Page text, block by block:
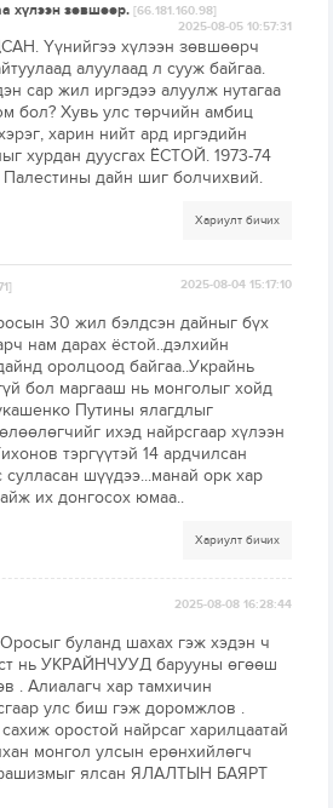
хүлээн зөвшөөр.[66.181.160.98]
2025-08-05 10:57:31
Үүнийгээ хүлээн зөвшөөрч
алуулаад л сууж байгаа.
сар жил иргэдээ алуулж нутагаа
бол? Хувь улс төрчийн амбиц
харин нийт ард иргэдийн
хурдан дуусгах ЁСТОЙ. 1973-74
Палестины дайн шиг болчихвий.
Хариулт бичих
2025-08-04 15:17:10
30 жил бэлдсэн дайныг бүх
нам дарах ёстой..дэлхийн
оролцоод байгаа..Украйнь
бол маргааш нь монголыг хойд
Путины ялагдлыг
ихэд найрсгаар хүлээн
тэргүүтэй 14 ардчилсан
шүүдээ...манай орк хар
их донгосох юмаа..
Хариулт бичих
2025-08-08 16:28:44
Оросыг буланд шахах гэж хэдэн ч
нь УКРАЙНЧУУД барууны өгөөш
. Алиалагч хар тамхичин
улс биш гэж доромжлов .
оростой найрсаг харилцаатай
монгол улсын ерөнхийлөгч
ялсан ЯЛАЛТЫН БАЯРТ